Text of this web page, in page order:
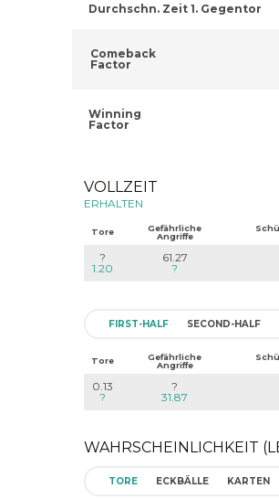
Durchschn. Zeit 1. Gegentor
Comeback
Factor
Winning
Factor
VOLLZEIT
ERHALTEN
Tore
Gefährliche
Angriffe
?
1.20
61.27
?
FIRST-HALF SECOND-HALF
Tore
Gefährliche
Angriffe
0.13
?
?
31.87
WAHRSCHEINLICHKEIT
TORE ECKBÄLLE KARTEN